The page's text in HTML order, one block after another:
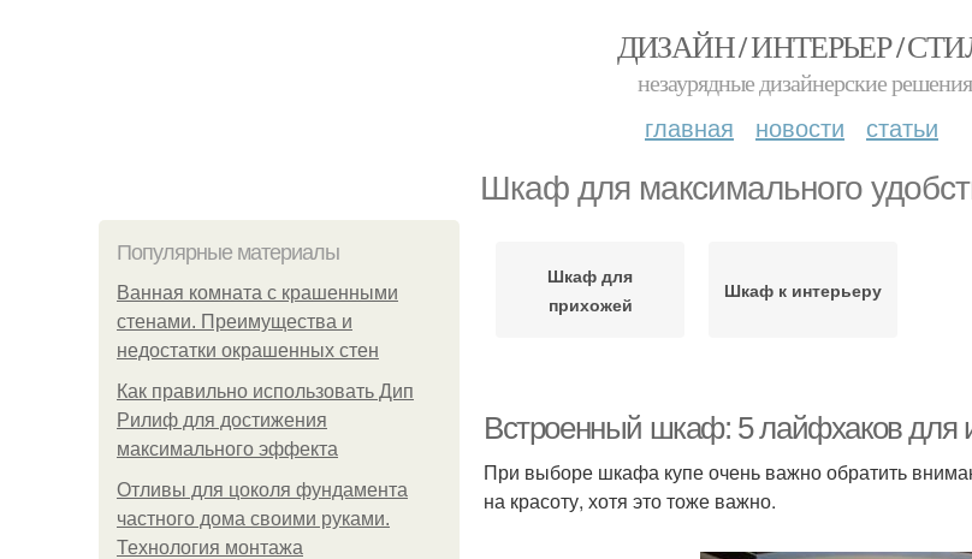
ДИЗАЙН / ИНТЕРЬЕР /
незаурядные дизайнерские
главная новости статьи
Шкаф для максимального
Популярные материалы
Ванная комната с крашенными
стенами. Преимущества и
недостатки окрашенных стен
Как правильно использовать Дип
Рилиф для достижения
максимального эффекта
Отливы для цоколя фундамента
частного дома своими руками.
Технология монтажа
Шкаф для
прихожей
Шкаф к интерьеру
Встроенный шкаф: 5 лайфхаков для
При выборе шкафа купе очень важно обратить
на красоту, хотя это тоже важно.